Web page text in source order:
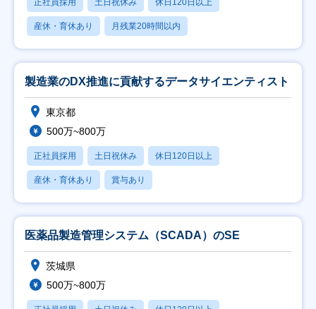
正社員採用 土日祝休み 休日120日以上
産休・育休あり 月残業20時間以内
製造業のDX推進に貢献するデータサイエンティスト
東京都
500万~800万
正社員採用 土日祝休み 休日120日以上
産休・育休あり 賞与あり
医薬品製造管理システム（SCADA）のSE
茨城県
500万~800万